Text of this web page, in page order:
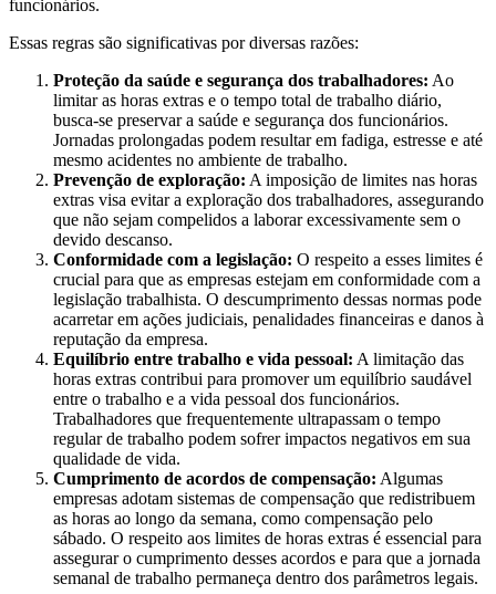
funcionários.
Essas regras são significativas por diversas razões:
Proteção da saúde e segurança dos trabalhadores: Ao
limitar as horas extras e o tempo total de trabalho diário,
busca-se preservar a saúde e segurança dos funcionários.
Jornadas prolongadas podem resultar em fadiga, estresse e até
mesmo acidentes no ambiente de trabalho.
Prevenção de exploração: A imposição de limites nas horas
extras visa evitar a exploração dos trabalhadores, assegurando
que não sejam compelidos a laborar excessivamente sem o
devido descanso.
Conformidade com a legislação: O respeito a esses limites é
crucial para que as empresas estejam em conformidade com a
legislação trabalhista. O descumprimento dessas normas pode
acarretar em ações judiciais, penalidades financeiras e danos à
reputação da empresa.
Equilíbrio entre trabalho e vida pessoal: A limitação das
horas extras contribui para promover um equilíbrio saudável
entre o trabalho e a vida pessoal dos funcionários.
Trabalhadores que frequentemente ultrapassam o tempo
regular de trabalho podem sofrer impactos negativos em sua
qualidade de vida.
Cumprimento de acordos de compensação: Algumas
empresas adotam sistemas de compensação que redistribuem
as horas ao longo da semana, como compensação pelo
sábado. O respeito aos limites de horas extras é essencial para
assegurar o cumprimento desses acordos e para que a jornada
semanal de trabalho permaneça dentro dos parâmetros legais.